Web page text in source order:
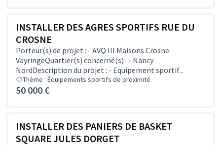
INSTALLER DES AGRES SPORTIFS RUE DU
CROSNE
Porteur(s) de projet : - AVQ III Maisons Crosne
VayringeQuartier(s) concerné(s) : - Nancy
NordDescription du projet : - Equipement sportif...
Thème : Équipements sportifs de proximité
50 000 €
INSTALLER DES PANIERS DE BASKET
SQUARE JULES DORGET